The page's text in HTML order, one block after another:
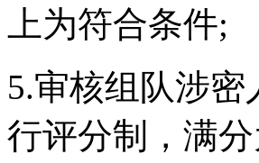
上为符合条件;
5.审核组队涉
行评分制，满